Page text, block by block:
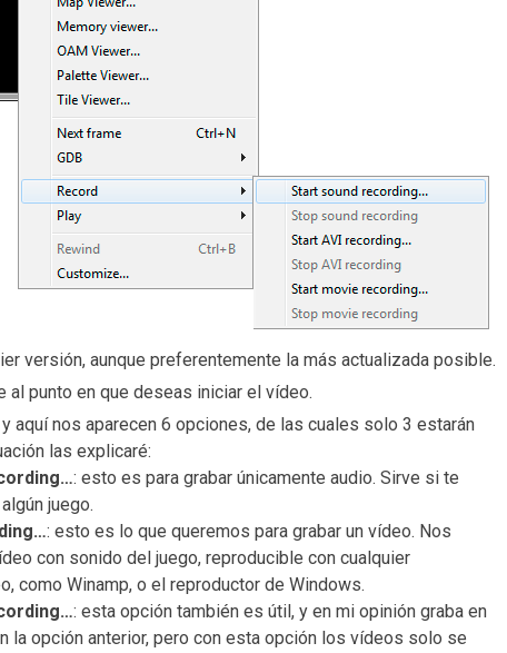
versión, aunque preferentemente la más actualizada posible.
al punto en que deseas iniciar el vídeo.
aquí nos aparecen 6 opciones, de las cuales solo 3 estarán
las explicaré:
: esto es para grabar únicamente audio. Sirve si te
juego.
: esto es lo que queremos para grabar un vídeo. Nos
con sonido del juego, reproducible con cualquier
como Winamp, o el reproductor de Windows.
: esta opción también es útil, y en mi opinión graba en
la opción anterior, pero con esta opción los vídeos solo se